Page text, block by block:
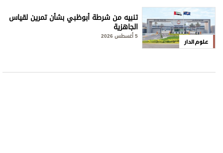
علوم الدار
تنبيه من شرطة أبوظبي بشأن تمرين لقياس
الجاهزية
5 أغسطس 2026